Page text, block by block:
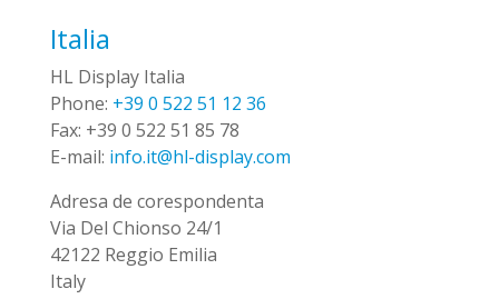
Italia
HL Display Italia
Phone: +39 0 522 51 12 36
Fax: +39 0 522 51 85 78
E-mail: info.it@hl-display.com
Adresa de corespondenta
Via Del Chionso 24/1
42122 Reggio Emilia
Italy